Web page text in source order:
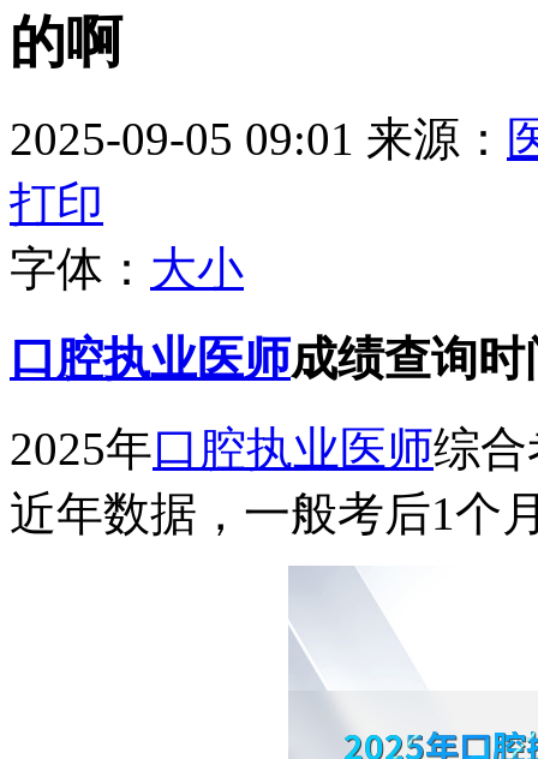
的啊
2025-09-05 09:01 来源：
打印
字体： 大小
口腔执业医师成绩查询时
2025年口腔执业医师综
近年数据，一般考后1个